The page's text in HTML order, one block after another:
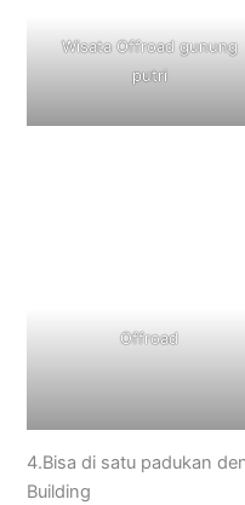
Wisata Offroad gunung
putri
Offroad
4.Bisa di satu padukan
Building